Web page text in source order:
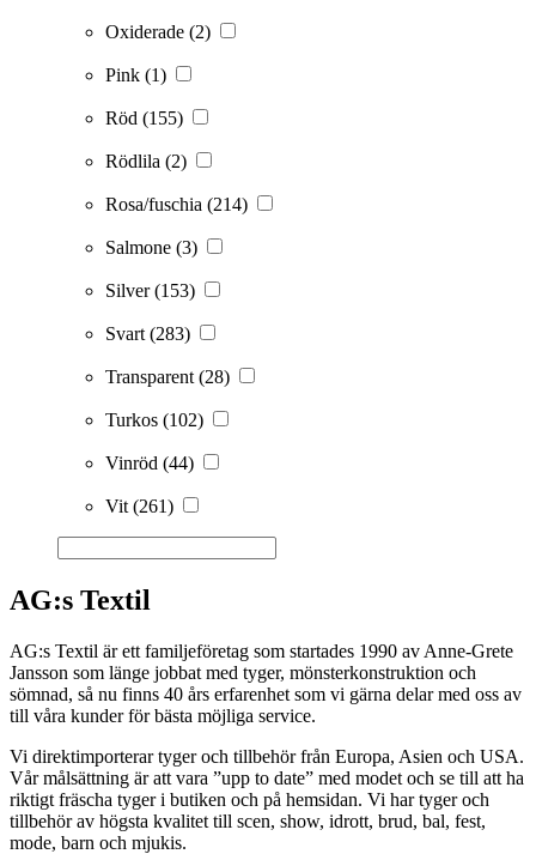
Oxiderade (2)
Pink (1)
Röd (155)
Rödlila (2)
Rosa/fuschia (214)
Salmone (3)
Silver(153)
Svart (283)
Transparent (28)
Turkos (102)
Vinröd (44)
Vit (261)
AG:s Textil
AG:s Textil är ett familjeföretag som startades 1990 av Anne-Grete
Jansson som länge jobbat med tyger, mönsterkonstruktion och
sömnad, så nu finns 40 års erfarenhet som vi gärna delar med oss av
till våra kunder för bästa möjliga service.
Vi direktimporterar tyger och tillbehör från Europa, Asien och USA.
Vår målsättning är att vara ”upp to date” med modet och se till att ha
riktigt fräscha tyger i butiken och på hemsidan. Vi har tyger och
tillbehör av högsta kvalitet till scen, show, idrott, brud, bal, fest,
mode, barn och mjukis.